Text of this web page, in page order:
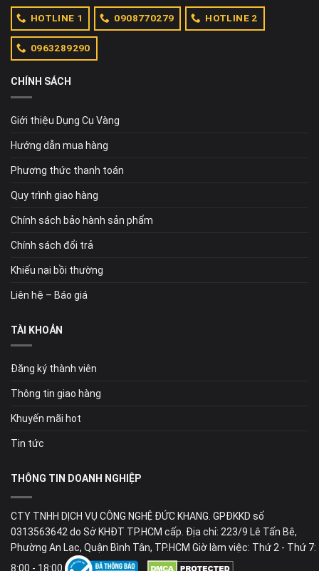
HOTLINE 1 0908770279 HOTLINE 2
0963289290
CHÍNH SÁCH
Giới thiệu Dụng Cụ Vàng
Hướng dẫn mua hàng
Phương thức thanh toán
Quy trình giao hàng
Chính sách bảo hành sản phẩm
Chính sách đổi trả
Khiếu nại bồi thường
Liên hệ – Báo giá
TÀI KHOẢN
Đăng ký thành viên
Thông tin giao hàng
Khuyến mãi hot
Tin tức
THÔNG TIN DOANH NGHIỆP
CTY TNHH DỊCH VỤ CÔNG NGHỆ ĐỨC KHANG. GPĐKKD số
0313563642 do Sở KHĐT TP.HCM cấp. Địa chỉ: 223/9 Lê Tấn Bê,
Phường An Lạc, Quận Bình Tân, TP.HCM Giờ làm việc: Thứ 2 - Thứ 7:
8:00 - 18:00